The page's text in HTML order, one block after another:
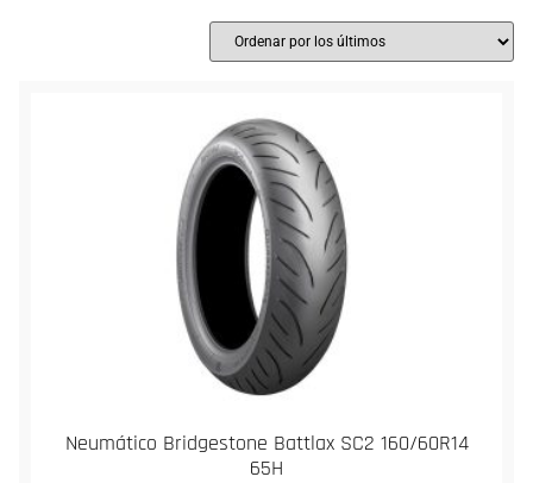
Neumático Bridgestone Battlax SC2 160/60R14
65H